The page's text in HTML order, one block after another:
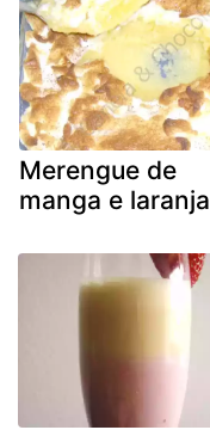
Merengue de
manga e laranja